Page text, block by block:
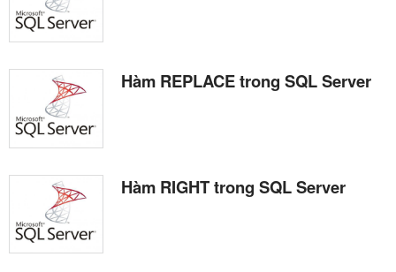
Hàm REPLACE trong SQL Server
Hàm RIGHT trong SQL Server